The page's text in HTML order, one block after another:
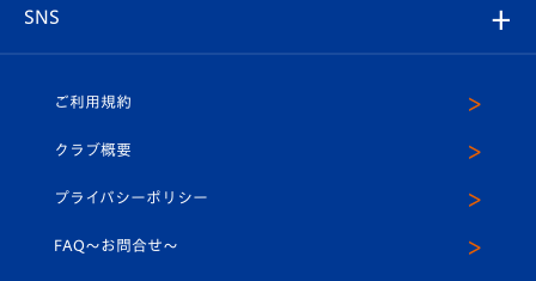
ホームタウン
平和祈念活動
U-18
スクール
SNS
ヴィヴィくんインスタグラム
公式LINE＠
ご利用規約
クラブ概要
プライバシーポリシー
FAQ〜お問合せ〜